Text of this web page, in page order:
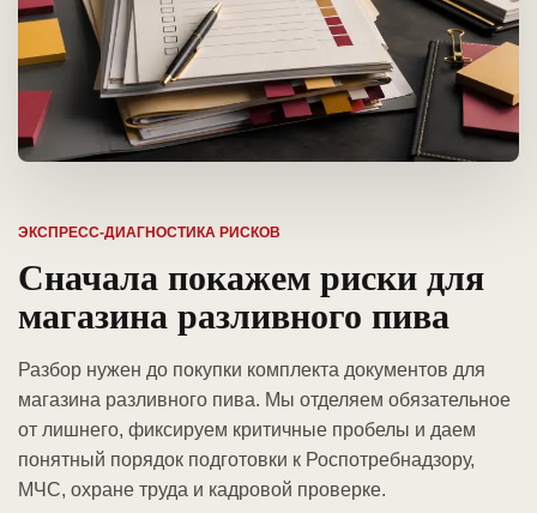
ЭКСПРЕСС-ДИАГНОСТИКА РИСКОВ
Сначала покажем риски для
магазина разливного пива
Разбор нужен до покупки комплекта документов для
магазина разливного пива. Мы отделяем обязательное
от лишнего, фиксируем критичные пробелы и даем
понятный порядок подготовки к Роспотребнадзору,
МЧС, охране труда и кадровой проверке.